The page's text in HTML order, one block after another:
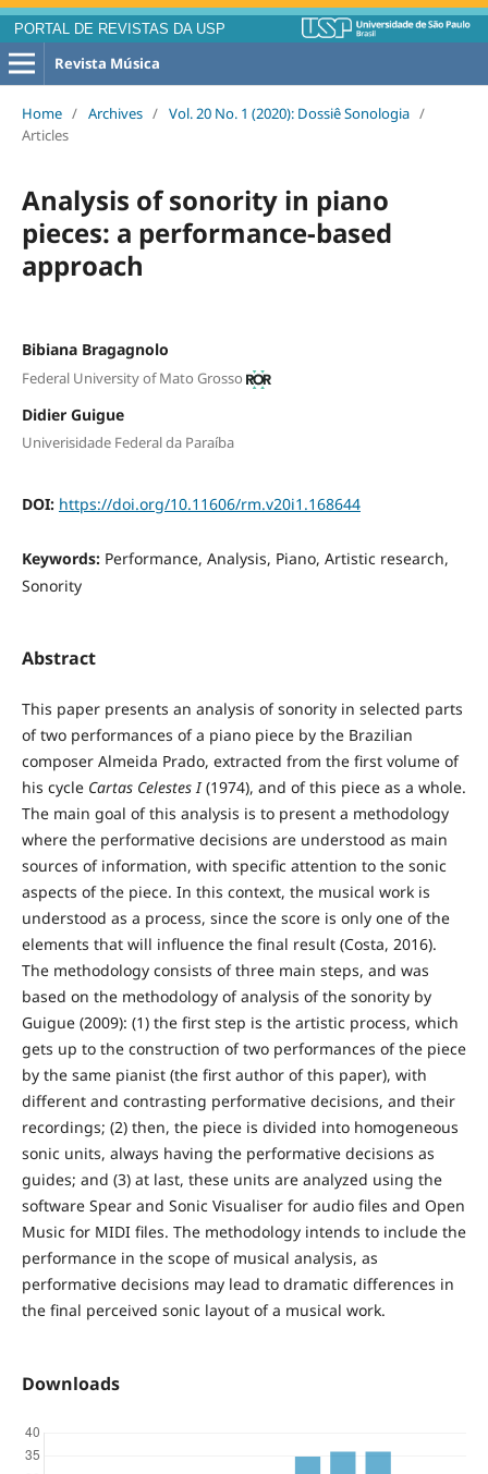
PORTAL DE REVISTAS DA USP
Revista Música
Home / Archives / Vol. 20 No. 1 (2020): Dossiê Sonologia /
Articles
Analysis of sonority in piano
pieces: a performance-based
approach
Bibiana Bragagnolo
Federal University of Mato Grosso
Didier Guigue
Univerisidade Federal da Paraíba
DOI: https://doi.org/10.11606/rm.v20i1.168644
Keywords: Performance, Analysis, Piano, Artistic research,
Sonority
Abstract
This paper presents an analysis of sonority in selected parts
of two performances of a piano piece by the Brazilian
composer Almeida Prado, extracted from the first volume of
his cycle Cartas Celestes I(1974), and of this piece as a whole.
The main goal of this analysis is to present a methodology
where the performative decisions are understood as main
sources of information, with specific attention to the sonic
aspects of the piece. In this context, the musical work is
understood as a process, since the score is only one of the
elements that will influence the final result (Costa, 2016).
The methodology consists of three main steps, and was
based on the methodology of analysis of the sonority by
Guigue (2009): (1) the first step is the artistic process, which
gets up to the construction of two performances of the piece
by the same pianist (the first author of this paper), with
different and contrasting performative decisions, and their
recordings; (2) then, the piece is divided into homogeneous
sonic units, always having the performative decisions as
guides; and (3) at last, these units are analyzed using the
software Spear and Sonic Visualiser for audio files and Open
Music for MIDI files. The methodology intends to include the
performance in the scope of musical analysis, as
performative decisions may lead to dramatic differences in
the final perceived sonic layout of a musical work.
Downloads